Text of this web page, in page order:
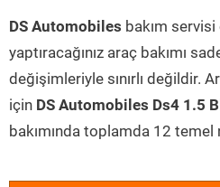
DS Automobiles bakım
yaptıracağınız araç bakımı
değişimleriyle sınırlı değildir.
için DS Automobiles Ds4 1.5
bakımında toplamda 12